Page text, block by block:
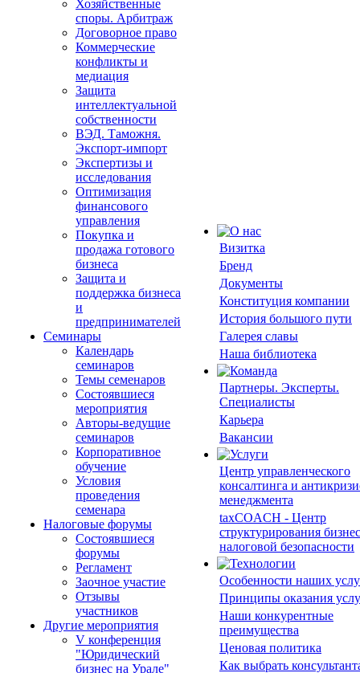
Хозяйственные
споры. Арбитраж
Договорное право
Коммерческие
конфликты и
медиация
Защита
интеллектуальной
собственности
ВЭД. Таможня.
Экспорт-импорт
Экспертизы и
исследования
Оптимизация
финансового
управления
Покупка и
продажа готового
бизнеса
Защита и
поддержка бизнеса
и
предпринимателей
Семинары
Календарь
семинаров
Темы семенаров
Состоявшиеся
мероприятия
Авторы-ведущие
семинаров
Корпоративное
обучение
Условия
проведения
семенара
Налоговые форумы
Состоявшиеся
форумы
Регламент
Заочное участие
Отзывы
участников
Другие мероприятия
V конференция
"Юридический
бизнес на Урале"
Визитка
Бренд
Документы
Конституция компании
История большого пути
Галерея славы
Наша библиотека
Партнеры. Эксперты.
Специалисты
Карьера
Вакансии
Центр управленческого
консалтинга и
менеджмента
taxCOACH - Центр
структурирования
налоговой безопасности
Особенности наших
Принципы оказания
Наши конкурентные
преимущества
Ценовая политика
Как выбрать